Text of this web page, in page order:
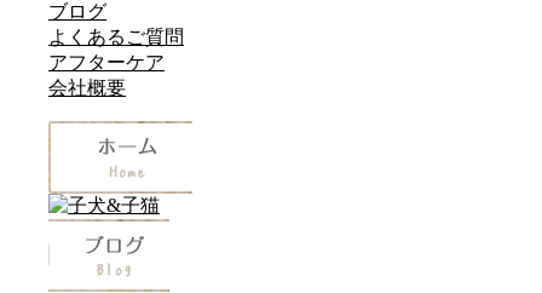
ブログ
よくあるご質問
アフターケア
会社概要